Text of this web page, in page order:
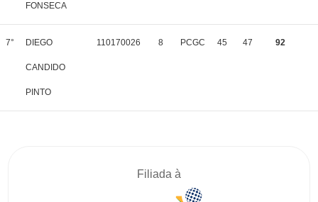
FONSECA
7° DIEGO
CANDIDO
PINTO
110170026 8 PCGC 45 47 92
Filiada à